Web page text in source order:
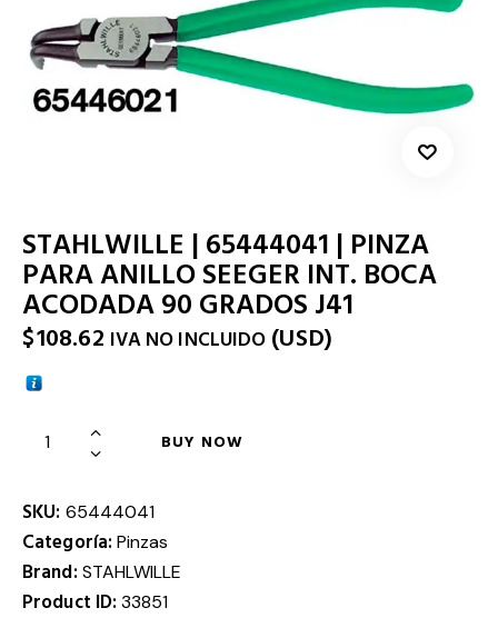
STAHLWILLE | 65444041 | PINZA
PARA ANILLO SEEGER INT. BOCA
ACODADA 90 GRADOS J41
$108.62 IVA NO INCLUIDO (USD)
BUY NOW
SKU: 65444041
Categoría:Pinzas
Brand: STAHLWILLE
Product ID:33851